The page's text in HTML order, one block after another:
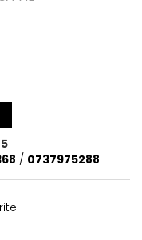
/ 0737975288